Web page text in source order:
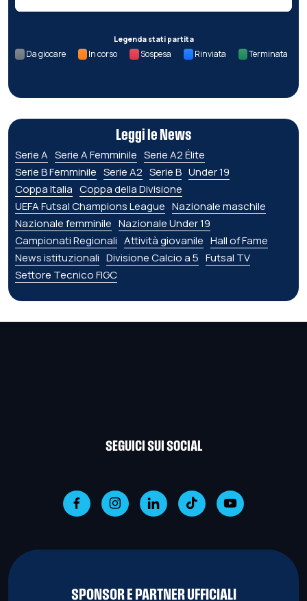
Legenda stati partita
Da giocare In corso Sospesa Rinviata Terminata
Leggi le News
Serie A Serie A Femminile Serie A2 Élite
Serie B Femminile Serie A2 Serie B Under 19
Coppa Italia Coppa della Divisione
UEFA Futsal Champions League Nazionale maschile
Nazionale femminile Nazionale Under 19
Campionati Regionali Attività giovanile Hall of Fame
News istituzionali Divisione Calcio a 5 Futsal TV
Settore Tecnico FIGC
SEGUICI SUI SOCIAL
SPONSOR E PARTNER UFFICIALI